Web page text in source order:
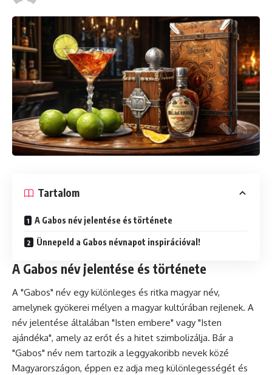
Tartalom
A Gabos név jelentése és története
Ünnepeld a Gabos névnapot inspirációval!
A Gabos név jelentése és története
A "Gabos" név egy különleges és ritka magyar név,
amelynek gyökerei mélyen a magyar kultúrában rejlenek. A
név jelentése általában "Isten embere" vagy "Isten
ajándéka", amely az erőt és a hitet szimbolizálja. Bár a
"Gabos" név nem tartozik a leggyakoribb nevek közé
Magyarországon, éppen ez adja meg különlegességét és